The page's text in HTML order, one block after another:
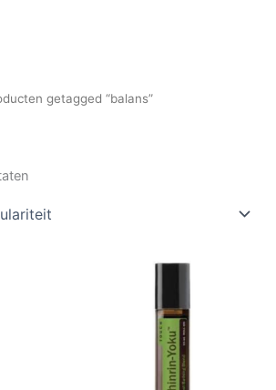
getagged “balans”